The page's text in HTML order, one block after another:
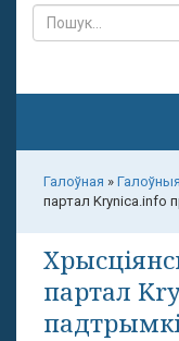
Галоўная »
партал Krynica.info
партал